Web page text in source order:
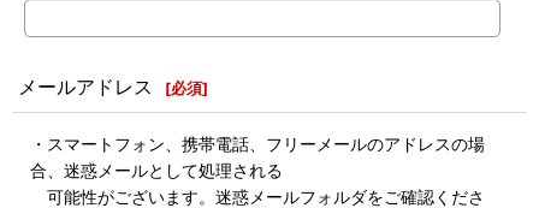
メールアドレス [必須]
・スマートフォン、携帯電話、フリーメールのアドレスの場
合、迷惑メールとして処理される
可能性がございます。迷惑メールフォルダをご確認くださ